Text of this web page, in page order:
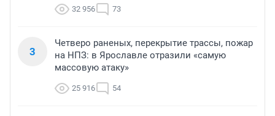
32 956 73
3
Четверо раненых, перекрытие трассы, пожар
на НПЗ: в Ярославле отразили «самую
массовую атаку»
25 916 54